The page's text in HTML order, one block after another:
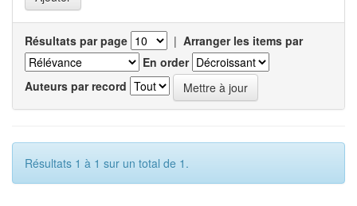
Résultats par page | Arranger les items par
En order
Auteurs par record
Résultats 1 à 1 sur un total de 1.